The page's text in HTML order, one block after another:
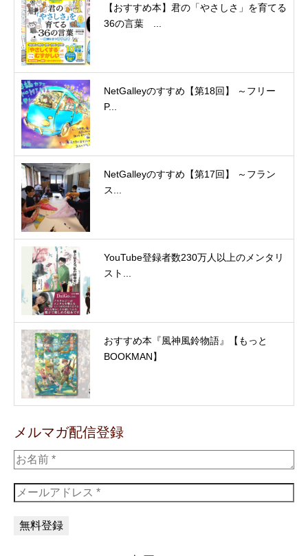
【おすすめ本】君の「やさしさ」を育てる
36の言葉 ...
NetGalleyのすすめ【第18回】 ～フリー
P...
NetGalleyのすすめ【第17回】 ～フラン
ス...
YouTube登録者数230万人以上のメンタリ
スト...
おすすめ本『風神風鈴物語』【もっと
BOOKMAN】
メルマガ配信登録